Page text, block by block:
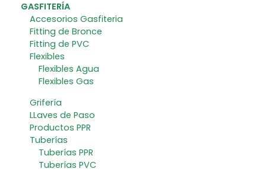
GASFITERÍA
Accesorios Gasfiteria
Fitting de Bronce
Fitting de PVC
Flexibles
Flexibles Agua
Flexibles Gas
Grifería
LLaves de Paso
Productos PPR
Tuberías
Tuberías PPR
Tuberías PVC